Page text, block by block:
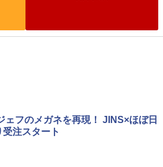
ェフのメガネを再現！ JINS×ほぼ日
注スタート